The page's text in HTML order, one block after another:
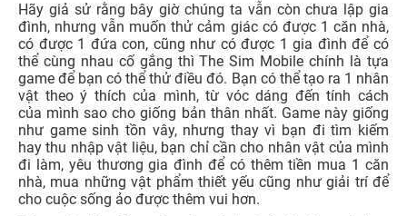
Hãy giả sử rằng bây giờ chúng ta vẫn còn chưa lập gia
đình, nhưng vẫn muốn thử cảm giác có được 1 căn nhà,
có được 1 đứa con, cũng như có được 1 gia đình để có
thể cùng nhau cố gắng thì The Sim Mobile chính là tựa
game để bạn có thể thử điều đó. Bạn có thể tạo ra 1 nhân
vật theo ý thích của mình, từ vóc dáng đến tính cách
của mình sao cho giống bản thân nhất. Game này giống
như game sinh tồn vây, nhưng thay vì bạn đi tìm kiếm
hay thu nhập vật liệu, bạn chỉ cần cho nhân vật của mình
đi làm, yêu thương gia đình để có thêm tiền mua 1 căn
nhà, mua những vật phẩm thiết yếu cũng như giải trí để
cho cuộc sống ảo được thêm vui hơn.